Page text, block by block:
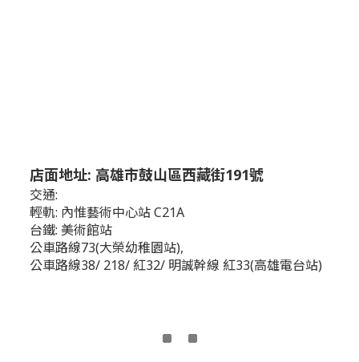
店面地址: 高雄市鼓山區西藏街191號
交通:
輕軌: 內惟藝術中心站 C21A
台鐵: 美術館站
公車路線73(大榮幼稚園站),
公車路線38/ 218/ 紅32/ 明誠幹線 紅33(高雄電台站)